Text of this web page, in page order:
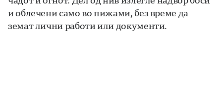
и облечени само во пижами, без време да
земат лични работи или документи.